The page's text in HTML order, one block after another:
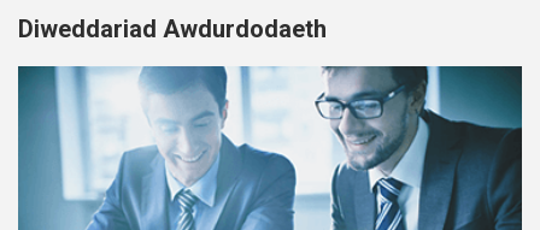
Diweddariad Awdurdodaeth